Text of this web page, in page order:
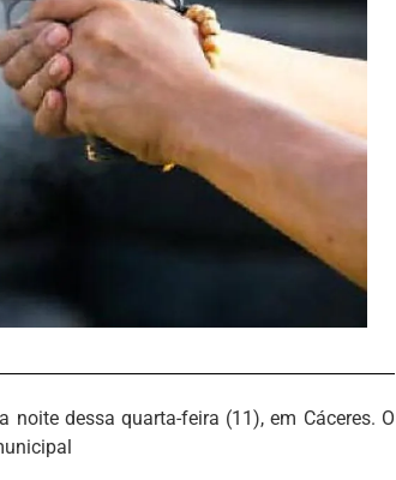
dessa quarta-feira (11), em Cáceres. O